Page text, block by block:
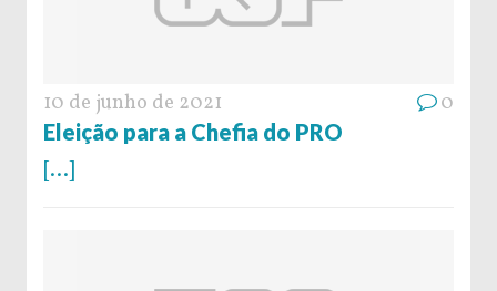
10 de junho de 2021 0
Eleição para a Chefia do PRO
[...]